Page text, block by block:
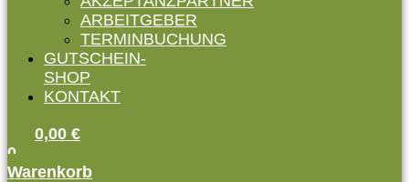
ARBEITGEBER
TERMINBUCHUNG
GUTSCHEIN-
SHOP
KONTAKT
0,00 €
0
Warenkorb